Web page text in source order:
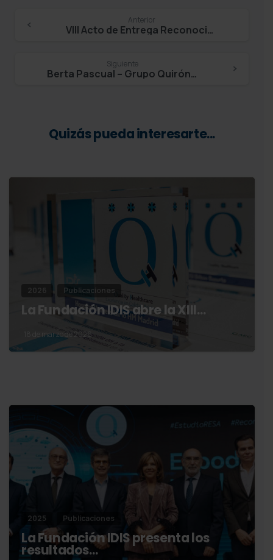
Continue
Anterior
VIII Acto de Entrega ReconocimientoQH de la Fundación IDIS
Siguiente
Berta Pascual – Grupo Quirónsalud
Quizás pueda interesarte...
2026 Publicaciones
La Fundación IDIS abre la XIII…
18 de marzo de 2026
2025 Publicaciones
La Fundación IDIS presenta los
resultados…